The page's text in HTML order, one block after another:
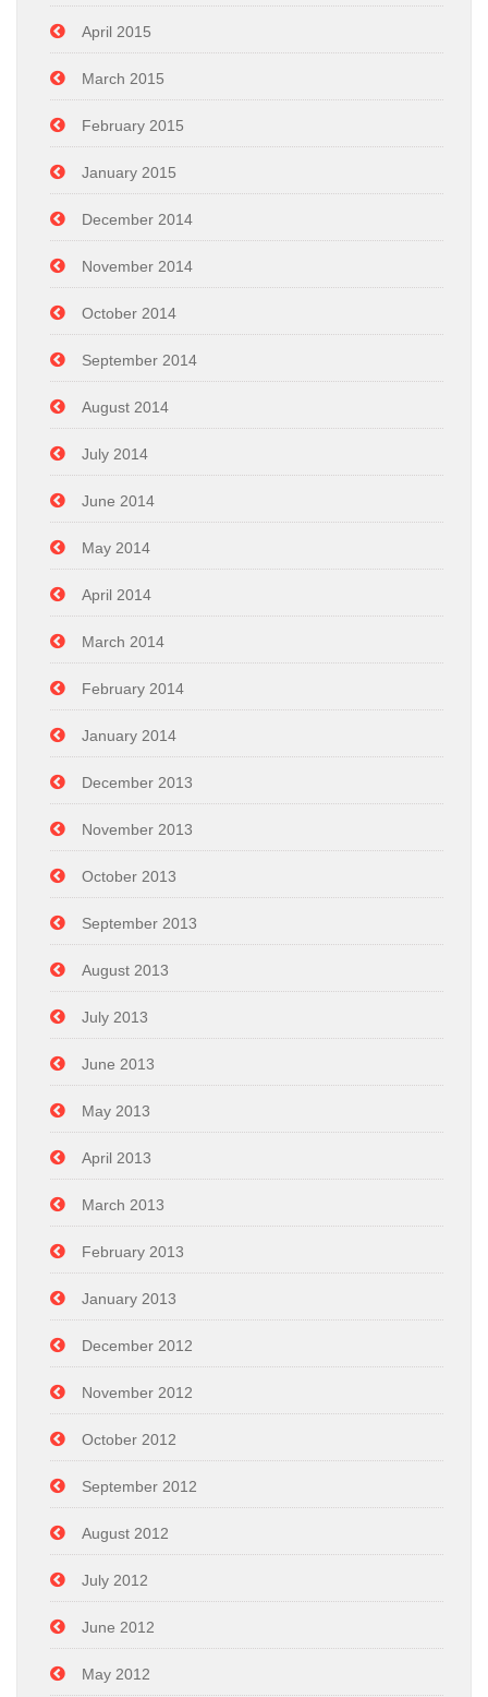
April 2015
March 2015
February 2015
January 2015
December 2014
November 2014
October 2014
September 2014
August 2014
July 2014
June 2014
May 2014
April 2014
March 2014
February 2014
January 2014
December 2013
November 2013
October 2013
September 2013
August 2013
July 2013
June 2013
May 2013
April 2013
March 2013
February 2013
January 2013
December 2012
November 2012
October 2012
September 2012
August 2012
July 2012
June 2012
May 2012